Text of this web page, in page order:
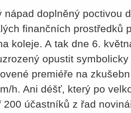
nápad doplněný poctivou
finančních prostředků
koleje. A tak dne 6.
opustit
premiéře na
h. Ani déšť, který po
200 účastníků z řad